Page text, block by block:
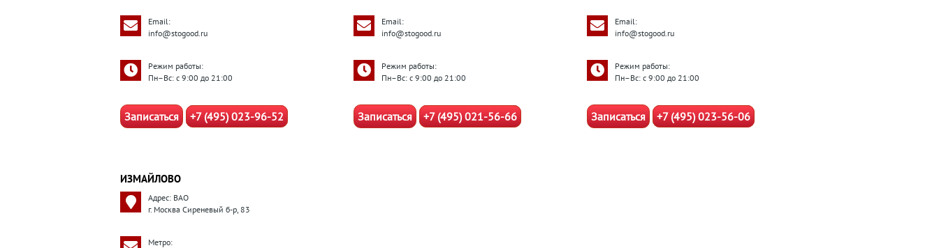
Email:
info@stogood.ru
Режим работы:
Пн–Вс: с 9:00 до 21:00
Записаться +7 (495) 023-96-52
Email:
info@stogood.ru
Режим работы:
Пн–Вс: с 9:00 до 21:00
Записаться +7 (495) 021-56-66
Email:
info@stogood.ru
Режим работы:
Пн–Вс: с 9:00 до 21:00
Записаться +7 (495) 023-56-06
ИЗМАЙЛОВО
Адрес: ВАО
г. Москва Сиреневый б-р, 83
Метро: